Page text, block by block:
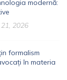
modernă:
2026
formalism
în materia